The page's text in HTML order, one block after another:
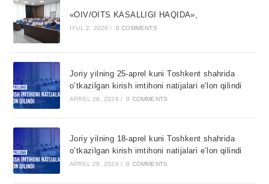
«OIV/OITS KASALLIGI HAQIDA»,
IYUL 2, 2026 / 0 COMMENTS
Joriy yilning 25-aprel kuni Toshkent shahrida
o’tkazilgan kirish imtihoni natijalari e’lon qilindi
APREL 28, 2026 / 0 COMMENTS
Joriy yilning 18-aprel kuni Toshkent shahrida
o’tkazilgan kirish imtihoni natijalari e’lon qilindi
APREL 28, 2026 / 0 COMMENTS